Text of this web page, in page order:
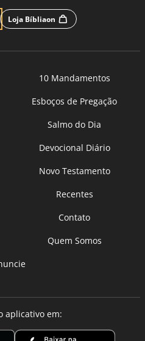
Loja Bíbliaon
10 Mandamentos
Esboços de Pregação
Salmo do Dia
Devocional Diário
Novo Testamento
Recentes
Contato
Quem Somos
aplicativo em: